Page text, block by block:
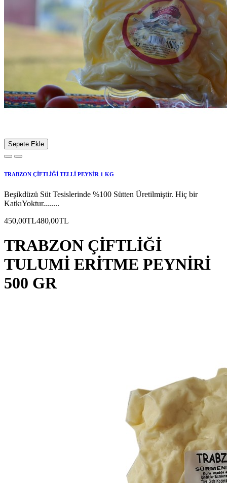
Sepete Ekle
TRABZON ÇİFTLİĞİ TELLİ PEYNİR 1 KG
Beşikdüzü Süt Tesislerinde %100 Sütten Üretilmiştir. Hiç bir
KatkıYoktur........
450,00TL480,00TL
TRABZON ÇİFTLİĞİ
TULUMİ ERİTME PEYNİRİ
500 GR